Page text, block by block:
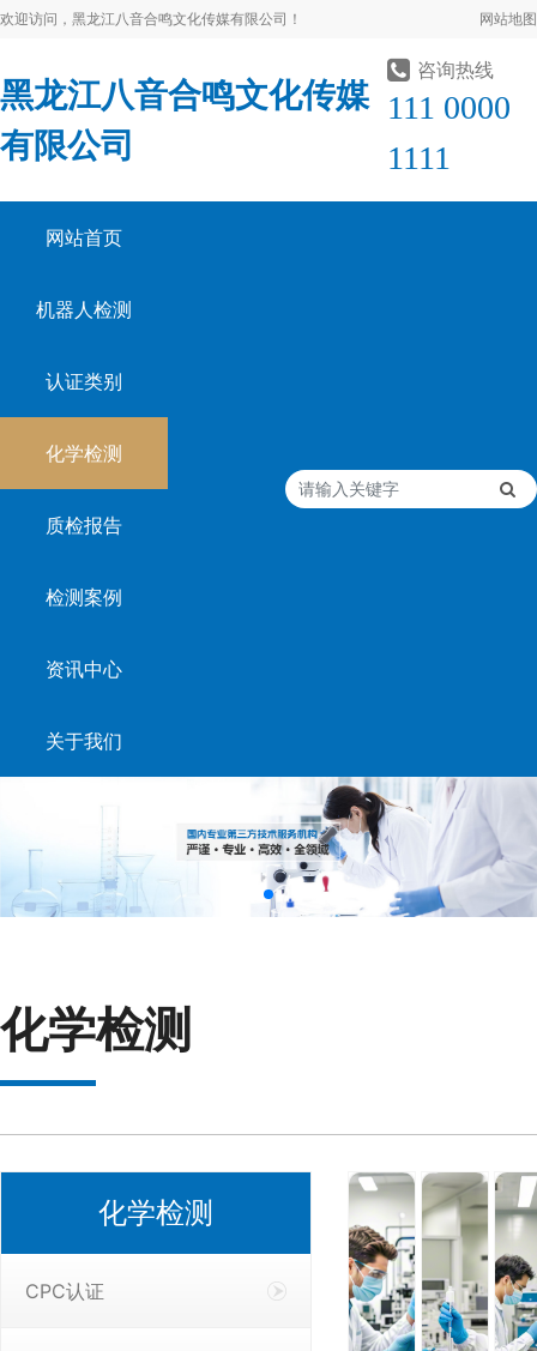
欢迎访问，黑龙江八音合鸣文化传媒有限公司！ 网站地图
黑龙江八音合鸣文化传媒
有限公司
咨询热线
111 0000
1111
网站首页
机器人检测
认证类别
化学检测
质检报告
检测案例
资讯中心
关于我们
化学检测
化学检测
CPC认证